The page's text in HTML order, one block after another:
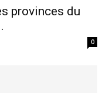
provinces du
0